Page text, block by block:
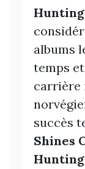
albums
temps
carrière
succès
Shines